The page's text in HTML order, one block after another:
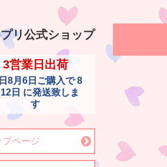
リ公式ショップ
3営業日出荷
8月6日 ご購入で8
日 に発送致しま
す
プページ